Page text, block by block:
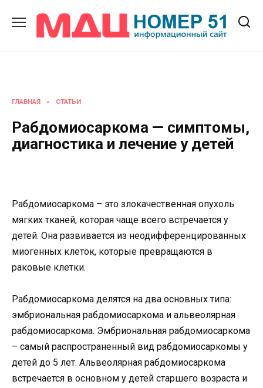
содержанию
ГЛАВНАЯ » СТАТЬИ
Рабдомиосаркома — симптомы,
диагностика и лечение у детей
Рабдомиосаркома – это злокачественная опухоль
мягких тканей, которая чаще всего встречается у
детей. Она развивается из неодифференцированных
миогенных клеток, которые превращаются в
раковые клетки.
Рабдомиосаркома делятся на два основных типа:
эмбриональная рабдомиосаркома и альвеолярная
рабдомиосаркома. Эмбриональная рабдомиосаркома
– самый распространенный вид рабдомиосаркомы у
детей до 5 лет. Альвеолярная рабдомиосаркома
встречается в основном у детей старшего возраста и